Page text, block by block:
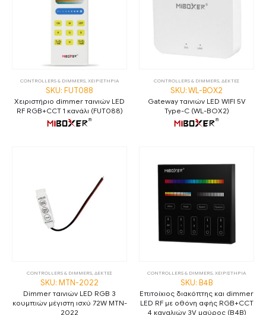
CONTROLLERS & DIMMERS, ΧΕΙΡΙΣΤΗΡΙΑ
SKU: FUT088
Χειριστήριο dimmer ταινιών LED
RF RGB+CCT 1 κανάλι (FUT088)
CONTROLLERS & DIMMERS, ΔΕΚΤΕΣ
SKU: WL-BOX2
Gateway ταινιών LED WIFI 5V
Type-C (WL-BOX2)
CONTROLLERS & DIMMERS, ΔΕΚΤΕΣ
SKU: MTN-2022
Dimmer ταινιών LED RGB 3
κουμπιών μέγιστη ισχύ 72W MTN-
2022
CONTROLLERS & DIMMERS, ΧΕΙΡΙΣΤΗΡΙΑ
SKU: B4B
Επιτοίχιος διακόπτης και dimmer
LED RF με οθόνη αφής RGB+CCT
4 καναλιών 3V μαύρος (B4B)